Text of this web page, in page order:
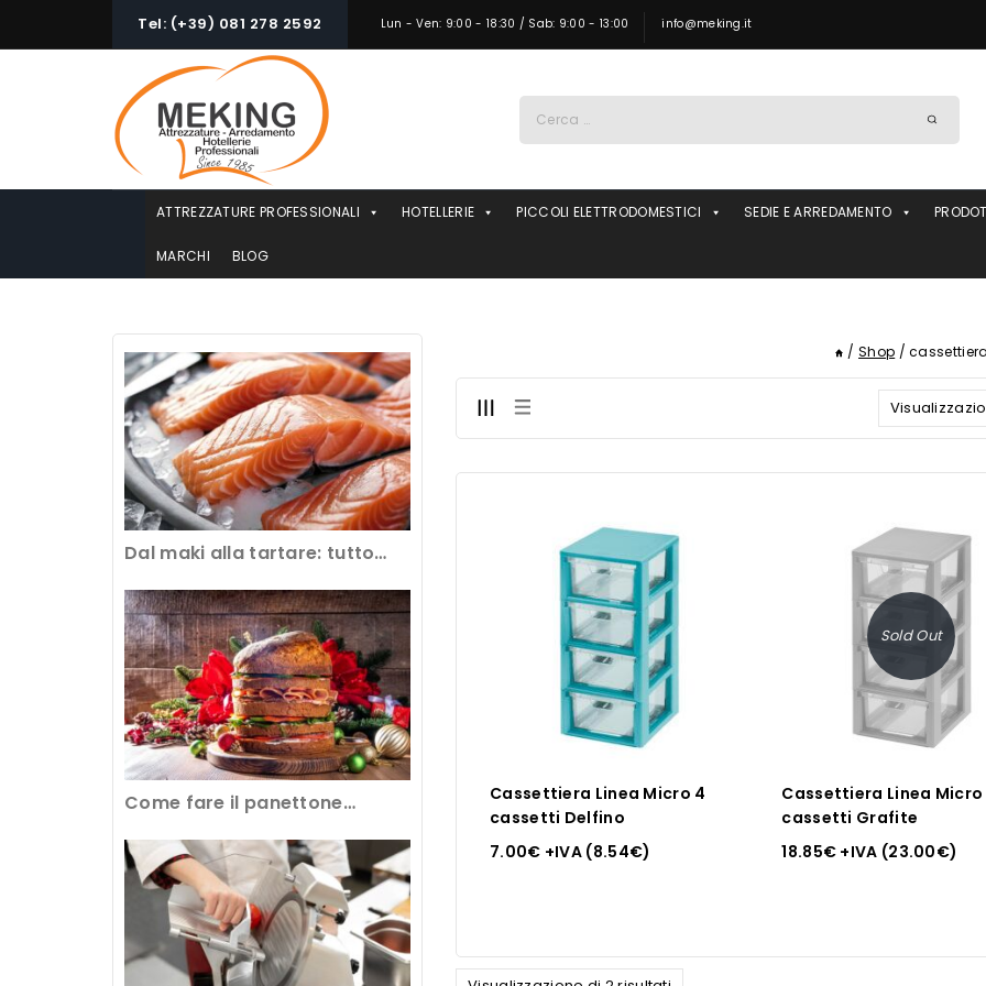
Tel: (+39) 081 278 2592 Lun - Ven: 9:00 - 18:30 / Sab: 9:00 - 13:00 info@meking.it
per:
ATTREZZATURE PROFESSIONALI HOTELLERIE PICCOLI ELETTRODOMESTICI SEDIE E ARREDAMENTO
MARCHI BLOG
/ Shop /
Cassettiera Linea Micro 4
cassetti Delfino
7.00€ +IVA (8.54€)
Sold Out
Cassettiera Linea Micro
cassetti Grafite
18.85€ +IVA (23.00€)
Dal maki alla tartare: tutto
crudo al ristorante
Come fare il panettone
l’attrezzatura professionale